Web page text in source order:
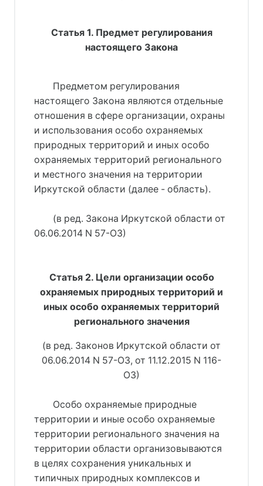
Статья 1. Предмет регулирования
настоящего Закона
Предметом регулирования
настоящего Закона являются отдельные
отношения в сфере организации, охраны
и использования особо охраняемых
природных территорий и иных особо
охраняемых территорий регионального
и местного значения на территории
Иркутской области (далее - область).
(в ред. Закона Иркутской области от
06.06.2014 N 57-ОЗ)
Статья 2. Цели организации особо
охраняемых природных территорий и
иных особо охраняемых территорий
регионального значения
(в ред. Законов Иркутской области от
06.06.2014 N 57-ОЗ, от 11.12.2015 N 116-
ОЗ)
Особо охраняемые природные
территории и иные особо охраняемые
территории регионального значения на
территории области организовываются
в целях сохранения уникальных и
типичных природных комплексов и